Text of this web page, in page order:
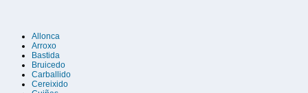
Allonca
Arroxo
Bastida
Bruicedo
Carballido
Cereixido